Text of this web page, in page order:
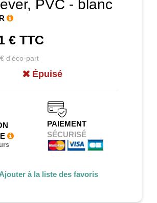
PVC - blanc
€ TTC
d'éco-part
Épuisé
PAIEMENT
SÉCURISÉ
Ajouter à la liste des favoris